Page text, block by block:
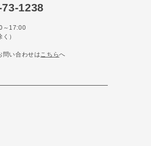
1238
～17:00
）
い合わせはこちらへ